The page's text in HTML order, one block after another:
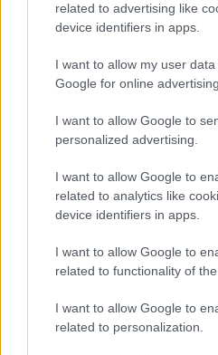
related to advertising like
device identifiers in apps.
I want to allow my user
Google for online
I want to allow Google to
personalized advertising.
I want to allow Google to
related to analytics like
device identifiers in apps.
I want to allow Google to
related to functionality of
I want to allow Google to
related to personalization.
kísérőprogram várja július 12.
Hortobágyi Lovasnapokon. A
mint négyszáz lovat láthat a
Hajdú-Bihar vármegye
Területe és népessége alapján
legnagyobb vármegye, melynek
második legnagyobb és
vármegye mesterséges
idegenforgalma országos